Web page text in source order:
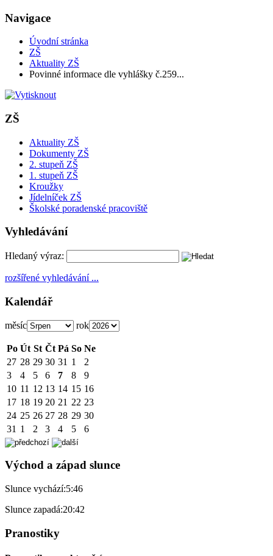
Navigace
Úvodní stránka
ZŠ
Aktuality ZŠ
Povinné informace dle vyhlášky č.259...
ZŠ
Aktuality ZŠ
Dokumenty ZŠ
2. stupeň ZŠ
1. stupeň ZŠ
Kroužky
Jídelníček ZŠ
Školské poradenské pracoviště
Vyhledávání
Hledaný výraz:
rozšířené vyhledávání ...
Kalendář
měsíc rok
Po Út St Čt Pá So Ne
27 28 29 30 31 1
2
3
4 5 6 7 8
9
10 11 12 13 14 15 16
17 18 19 20 21 22 23
24 25 26 27 28 29 30
31 1 2 3 4 5 6
Východ a západ slunce
Slunce vychází:5:46
Slunce zapadá:20:42
Pranostiky